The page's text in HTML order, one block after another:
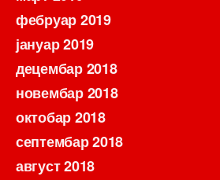
фебруар 2019
јануар 2019
децембар 2018
новембар 2018
октобар 2018
септембар 2018
август 2018